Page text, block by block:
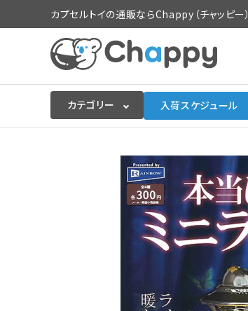
カプセルトイの通販ならChappy（チャッピー）
カテゴリー 入荷スケジュール
入荷スケジュールをチェック
カプセルトイマシン本体